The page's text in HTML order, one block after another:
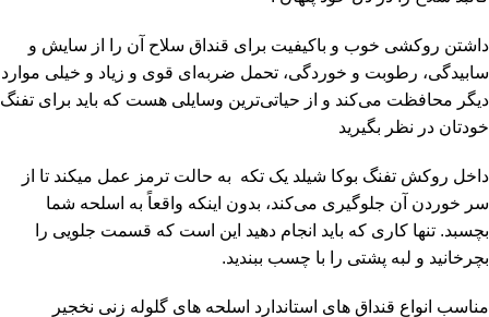
داشتن روکشی خوب و باکیفیت برای قنداق سلاح آن را از سایش و
سابیدگی، رطوبت و خوردگی، تحمل ضربه‌ای قوی و زیاد و خیلی موارد
دیگر محافظت می‌کند و از حیاتی‌ترین وسایلی هست که باید برای تفنگ
خودتان در نظر بگیرید
داخل روکش تفنگ بوکا شیلد یک تکه به حالت ترمز عمل میکند تا از
سر خوردن آن جلوگیری می‌کند، بدون اینکه واقعاً به اسلحه شما
بچسبد. تنها کاری که باید انجام دهید این است که قسمت جلویی را
بچرخانید و لبه پشتی را با چسب ببندید.
مناسب انواع قنداق های استاندارد اسلحه های گلوله زنی نخجیر